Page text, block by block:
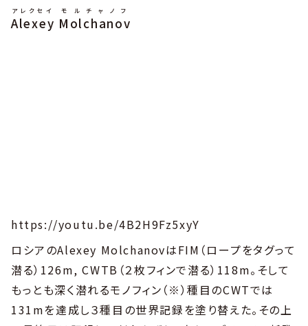
Alexey
アレクセイ
Molchanov
モルチャノフ
https://youtu.be/4B2H9Fz5xyY
ロシアのAlexey MolchanovはFIM（ロープをタグって
潜る）126m, CWTB（２枚フィンで潜る）118m。そして
もっとも深く潜れるモノフィン（※）種目のCWTでは
131mを達成し３種目の世界記録を塗り替えた。その上